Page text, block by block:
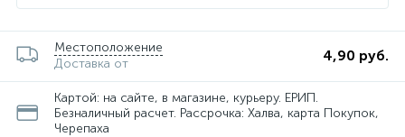
Местоположение
Доставка от
4,90 руб.
Картой: на сайте, в магазине, курьеру. ЕРИП.
Безналичный расчет. Рассрочка: Халва, карта Покупок,
Черепаха